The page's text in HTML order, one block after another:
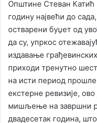
Општине Стеван Катић
годину највећи до
остварени буџет од
да су, упркос
издавање
приходи тренутно
на исти период
екстерне ревизије,
мишљење на завршни
двадесетак година,